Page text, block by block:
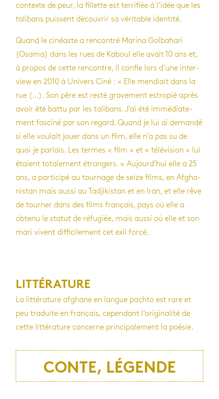
contexte de peur, la fillette est ter­ri­fiée à l’idée que les
tali­bans puissent décou­vrir sa véri­table iden­tité.
Quand le cinéaste a ren­con­tré Marina Gol­ba­hari
(Osama) dans les rues de Kaboul elle avait 10 ans et,
à pro­pos de cette ren­contre, il confie lors d’une inter­
view en 2010 à Uni­vers Ciné : « Elle men­diait dans la
rue (…). Son père est resté gra­ve­ment estro­pié après
avoir été battu par les tali­bans. J’ai été immé­dia­te­
ment fas­ciné par son regard. Quand je lui ai demandé
si elle vou­lait jouer dans un film, elle n’a pas su de
quoi je par­lais. Les termes « film » et « télé­vi­sion » lui
étaient tota­le­ment étran­gers. » Aujour­d’hui elle a 25
ans, a par­ti­cipé au tour­nage de seize films, en Afgha­
nis­tan mais aussi au Tad­ji­kis­tan et en Iran, et elle rêve
de tour­ner dans des films fran­çais, pays où elle a
obtenu le sta­tut de réfu­giée, mais aussi où elle et son
mari vivent dif­fi­ci­le­ment cet exil forcé.
LITTÉRATURE
La lit­té­ra­ture afghane en langue pachto est rare et
peu tra­duite en fran­çais, cepen­dant l’ori­gi­na­lité de
cette lit­té­ra­ture concerne prin­ci­pa­le­ment la poé­sie.
CONTE, LÉGENDE